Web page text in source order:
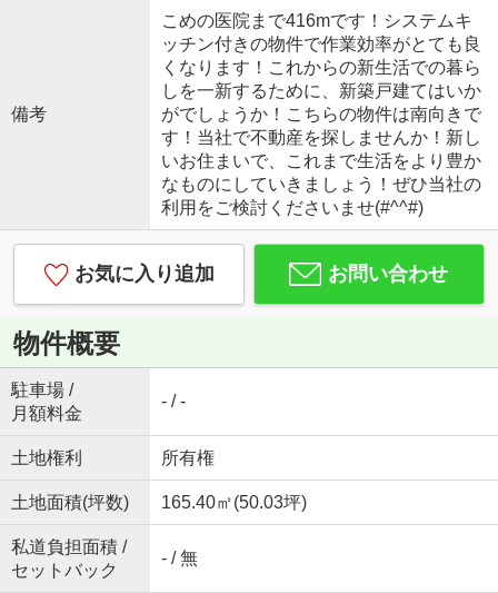
備考
こめの医院まで416mです！システムキ
ッチン付きの物件で作業効率がとても良
くなります！これからの新生活での暮ら
しを一新するために、新築戸建てはいか
がでしょうか！こちらの物件は南向きで
す！当社で不動産を探しませんか！新し
いお住まいで、これまで生活をより豊か
なものにしていきましょう！ぜひ当社の
利用をご検討くださいませ(#^^#)
お気に入り追加 お問い合わせ
物件概要
駐車場 /
月額料金
- / -
土地権利 所有権
土地面積(坪数) 165.40㎡(50.03坪)
私道負担面積 /
セットバック
- / 無